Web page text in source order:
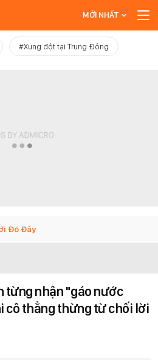
MỚI NHẤT
#Xung đột tại Trung Đông
Đó Đây
từng nhận "gáo nước
cô thẳng thừng từ chối lời